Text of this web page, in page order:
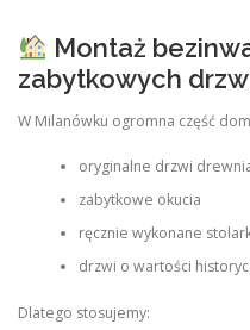
Montaż
zabytkowych
W Milanówku ogromna część
oryginalne drzwi
zabytkowe okucia
ręcznie wykonane
drzwi o wartości
Dlatego stosujemy: